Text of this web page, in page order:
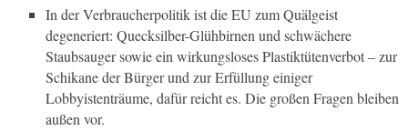
In der Verbraucherpolitik ist die EU zum Quälgeist
degeneriert: Quecksilber-Glühbirnen und schwächere
Staubsauger sowie ein wirkungsloses Plastiktütenverbot – zur
Schikane der Bürger und zur Erfüllung einiger
Lobbyistenträume, dafür reicht es. Die großen Fragen bleiben
außen vor.